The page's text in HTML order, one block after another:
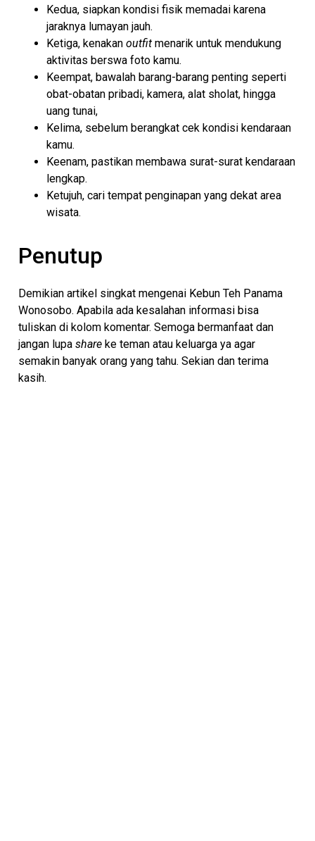
Kedua, siapkan kondisi fisik memadai karena
jaraknya lumayan jauh.
Ketiga, kenakanoutfit menarik untuk mendukung
aktivitas berswa foto kamu.
Keempat, bawalah barang-barang penting seperti
obat-obatan pribadi, kamera, alat sholat, hingga
uang tunai,
Kelima, sebelum berangkat cek kondisi kendaraan
kamu.
Keenam, pastikan membawa surat-surat kendaraan
lengkap.
Ketujuh, cari tempat penginapan yang dekat area
wisata.
Penutup
Demikian artikel singkat mengenai Kebun Teh Panama
Wonosobo. Apabila ada kesalahan informasi bisa
tuliskan di kolom komentar. Semoga bermanfaat dan
jangan lupashare ke teman atau keluarga ya agar
semakin banyak orang yang tahu. Sekian dan terima
kasih.